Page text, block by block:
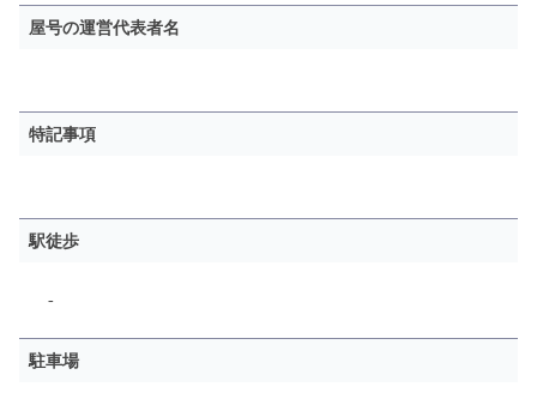
屋号の運営代表者名
特記事項
駅徒歩
-
駐車場